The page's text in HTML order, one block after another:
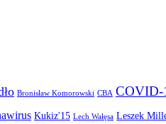
Bronisław Komorowski CBA COVID-
Kukiz'15 Lech Wałęsa Leszek